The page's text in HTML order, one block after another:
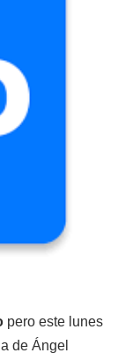
pero este lunes
de Ángel